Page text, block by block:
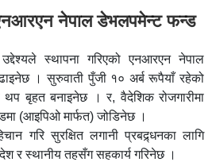
नेपाल डेभलपमेन्ट फन्ड
उद्देश्यले स्थापना गरिएको एनआरएन नेपाल
। सुरुवाती पुँजी १० अर्ब रूपैयाँ रहेको
बृहत बनाइनेछ । र, वैदेशिक रोजगारीमा
(आइपिओ मार्फत) जोडिनेछ ।
गरि सुरक्षित लगानी प्रबद्र्धनका लागि
र स्थानीय तहसँग सहकार्य गरिनेछ ।